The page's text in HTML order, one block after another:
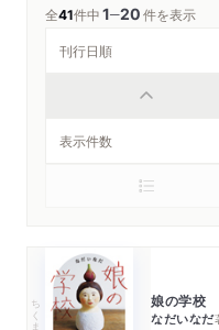
全41件中1─20件を表示
ちくま文庫 娘の学校
なだいなだ